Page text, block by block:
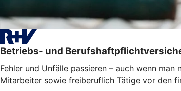
Betriebs- und
Fehler und Unfälle passieren – auch wenn
Mitarbeiter sowie freiberuflich Tätige vor den